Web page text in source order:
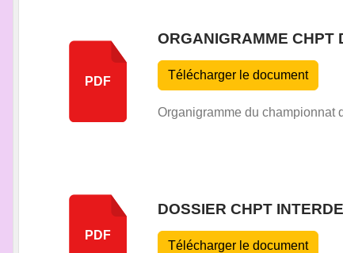
PDF
ORGANIGRAMME CHPT
Télécharger le document
Organigramme du championnat
PDF
DOSSIER CHPT
Télécharger le document